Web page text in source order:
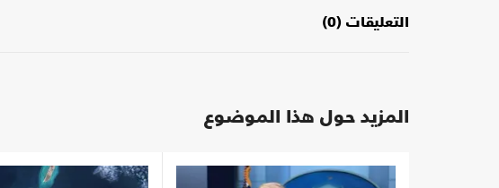
التعليقات (0)
المزيد حول هذا الموضوع